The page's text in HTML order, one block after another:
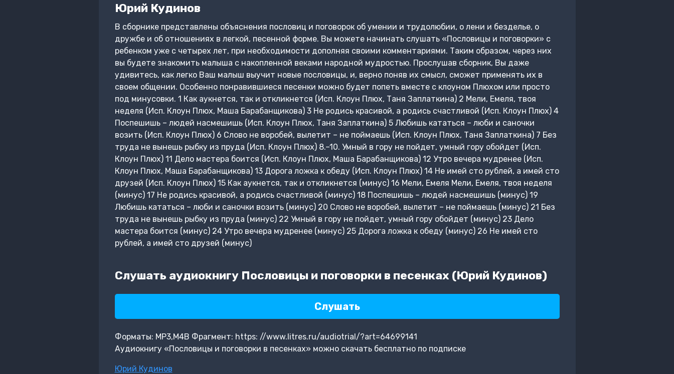
Юрий Кудинов
В сборнике представлены объяснения пословиц и поговорок об умении и трудолюбии, о лени и безделье, о
дружбе и об отношениях в легкой, песенной форме. Вы можете начинать слушать «Пословицы и поговорки» с
ребенком уже с четырех лет, при необходимости дополняя своими комментариями. Таким образом, через них
вы будете знакомить малыша с накопленной веками народной мудростью. Прослушав сборник, Вы даже
удивитесь, как легко Ваш малыш выучит новые пословицы, и, верно поняв их смысл, сможет применять их в
своем общении. Особенно понравившиеся песенки можно будет попеть вместе с клоуном Плюхом или просто
под минусовки. 1 Как аукнется, так и откликнется (Исп. Клоун Плюх, Таня Заплаткина) 2 Мели, Емеля, твоя
неделя (Исп. Клоун Плюх, Маша Барабанщикова) 3 Не родись красивой, а родись счастливой (Исп. Клоун Плюх) 4
Поспешишь – людей насмешишь (Исп. Клоун Плюх, Таня Заплаткина) 5 Любишь кататься – люби и саночки
возить (Исп. Клоун Плюх) 6 Слово не воробей, вылетит – не поймаешь (Исп. Клоун Плюх, Таня Заплаткина) 7 Без
труда не вынешь рыбку из пруда (Исп. Клоун Плюх) 8.–10. Умный в гору не пойдет, умный гору обойдет (Исп.
Клоун Плюх) 11 Дело мастера боится (Исп. Клоун Плюх, Маша Барабанщикова) 12 Утро вечера мудренее (Исп.
Клоун Плюх, Маша Барабанщикова) 13 Дорога ложка к обеду (Исп. Клоун Плюх) 14 Не имей сто рублей, а имей сто
друзей (Исп. Клоун Плюх) 15 Как аукнется, так и откликнется (минус) 16 Мели, Емеля Мели, Емеля, твоя неделя
(минус) 17 Не родись красивой, а родись счастливой (минус) 18 Поспешишь – людей насмешишь (минус) 19
Любишь кататься – люби и саночки возить (минус) 20 Слово не воробей, вылетит – не поймаешь (минус) 21 Без
труда не вынешь рыбку из пруда (минус) 22 Умный в гору не пойдет, умный гору обойдет (минус) 23 Дело
мастера боится (минус) 24 Утро вечера мудренее (минус) 25 Дорога ложка к обеду (минус) 26 Не имей сто
рублей, а имей сто друзей (минус)
Слушать аудиокнигу Пословицы и поговорки в песенках (Юрий Кудинов)
Слушать
Форматы: MP3,M4B Фрагмент: https: //www.litres.ru/audiotrial/?art=64699141
Аудиокнигу «Пословицы и поговорки в песенках» можно скачать бесплатно по подписке
Метки
Юрий Кудинов